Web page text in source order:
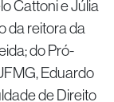
Cattoni e Júlia
da reitora da
do Pró-
Eduardo
de Direito